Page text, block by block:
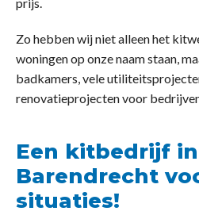
Zo hebben wij niet alleen het
woningen op onze naam staan,
badkamers, vele
renovatieprojecten voor
Een kitbedrijf in
Barendrecht
situaties!